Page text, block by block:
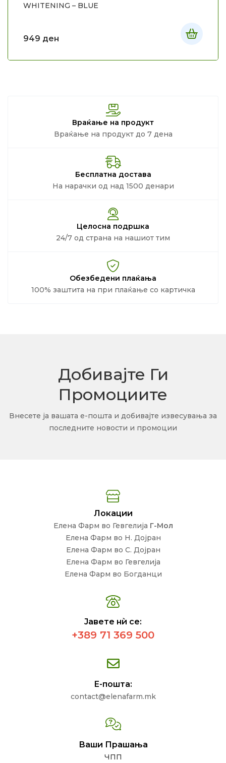
WHITENING – BLUE
949 ден
Враќање на продукт
Враќање на продукт до 7 дена
Бесплатна достава
На нарачки од над 1500 денари
Целосна подршка
24/7 од страна на нашиот тим
Обезбедени плаќања
100% заштита на при плаќање со картичка
Добивајте Ги
Промоциите
Внесете ја вашата е-пошта и добивајте извесувања за
последните новости и промоции
Локации
Елена Фарм во Гевгелија Г-Мол
Елена Фарм во Н. Дојран
Елена Фарм во С. Дојран
Елена Фарм во Гевгелија
Елена Фарм во Богданци
Јавете нѝ се:
+389 71 369 500
Е-пошта:
contact@elenafarm.mk
Ваши Прашања
ЧПП